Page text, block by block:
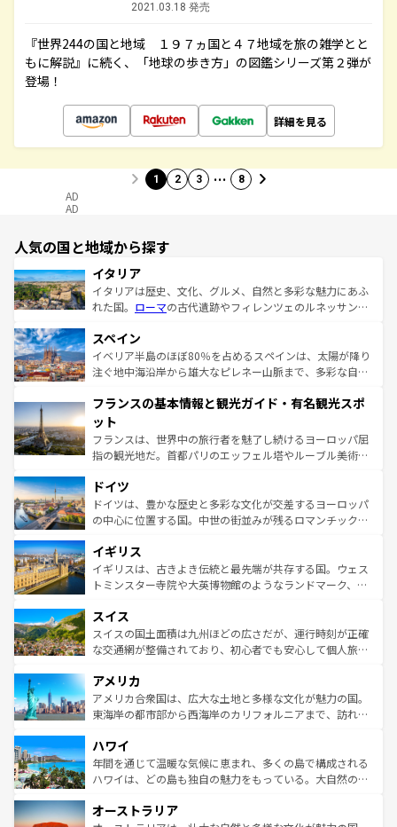
2021.03.18 発売
『世界244の国と地域 １９７ヵ国と４７地域を旅の雑学とと
もに解説』に続く、「地球の歩き方」の図鑑シリーズ第２弾が
登場！
詳細を見る
1 2 3 … 8
AD
AD
人気の国と地域から探す
イタリア
イタリアは歴史、文化、グルメ、自然と多彩な魅力にあふ
れた国。 ローマの古代遺跡やフィレンツェのルネッサンス
ろん、トスカーナの美しい田園風景やアマルフィ海岸の絶
景など、自然景観も見逃せない。観光の合間には、本場の
ピザやパスタなど、絶品のイタリア料理を堪能することも
ませてくれるイタリアで、忘れられない旅をしてみよう！
なお、新着のイタリア情報は
しい。
スペイン
イベリア半島のほぼ80％を占めるスペインは、太陽が降り
注ぐ地中海沿岸から雄大なピレネー山脈まで、多彩な自然
文化が根付くこの国では、情熱的なフラメンコ、熱気あふ
れる闘牛、そして美味しいタパスが生活の一部となってい
る。首都マドリードの洗練された雰囲気や、バルセロナの
アートに溢れた街角から、地方では古代ローマ遺跡や中世
せる。地方によって風土や気候が異なるスペインはその個
性で訪れる人を魅了する。 なお、新着のスペイン情報は コ
ンテンツ一覧を参照してほしい。
フランスの基本情報と観光ガイド・有名観光スポ
ット
フランスは、世界中の旅行者を魅了し続けるヨーロッパ屈
指の観光地だ。首都パリのエッフェル塔やルーブル美術館
で、幅広い魅力が詰まっている。華麗な宮殿、歴史的な大
聖堂、美しいビーチ、そして豊かな自然が、訪れる者を心
から魅了する。また、フランスは美食の国としても知ら
いる。シャンパンの発祥地であるランス、プロヴァンスの
香り高いラベンダー畑など、多彩な楽しみ方が可能だ。さ
らに、パリ以外の地域にも魅力が溢れており、どの街角に
れる地方に足を運ぶとそれぞれで全く異なる文化を体験で
きるだろう。 なお、新着のフランス情報はコンテンツ一覧
を参照してほしい。
ドイツ
ドイツは、豊かな歴史と多彩な文化が交差するヨーロッパ
の中心に位置する国。中世の街並みが残るロマンチック街
顔を持つこの国は、どこを歩いても飽きることがない。ベ
ルリンの文化的活気、バイエルン州のアルプスの絶景、そ
してライン川沿いのワイン畑といった風景は必見。ビール
は、お酒好きな人にはぜひ体験してほしい。 なお、新着の
ドイツ情報はコンテンツ一覧を参照してほしい。
イギリス
イギリスは、古きよき伝統と最先端が共存する国。ウェス
トミンスター寺院や大英博物館のようなランドマーク、歴
リアごとに異なる魅力がある。また、優雅なアフタヌーン
ティー、ビール好きにはたまらない英国パブ、サッカー観
戦など、本場だからこそできる体験も豊富。イギリスを旅
ンツ一覧を参照してほしい。
スイス
スイスの国土面積は九州ほどの広さだが、運行時刻が正確
な交通網が整備されており、初心者でも安心して個人旅行
の建物がそのまま残る町や、スイスならではのユニークな
博物館もあり、アルプス観光だけでなく町歩きも満喫する
ことができる。国民の所得が高いため物価も高いが、旅行
ば市内交通費無料で観光を楽しむこともできる。 なお、新
着のスイス情報はコンテンツ一覧 を参照してほしい。
アメリカ
アメリカ合衆国は、広大な土地と多様な文化が魅力の国。
東海岸の都市部から西海岸のカリフォルニアまで、訪れる
のような巨大都市は、観光、ショッピング、エンターテイ
ンメントが詰まった刺激的なスポットだ。一方、アメリカ
西部には大自然が広がり、グランドキャニオンやイエロー
部のニューオーリンズでは、音楽と美食が融合した独特の
ハワイ
年間を通じて温暖な気候に恵まれ、多くの島で構成される
ハワイは、どの島も独自の魅力をもっている。大自然の神
ワイ島は見逃せない。また、定番の観光地といえばオアフ
オーストラリア